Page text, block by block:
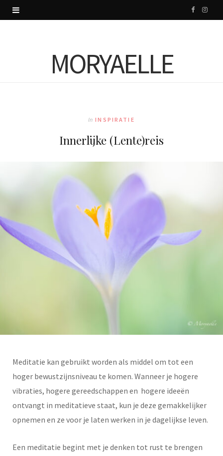
F I
MORYAELLE
In INSPIRATIE
Innerlijke (Lente)reis
Meditatie kan gebruikt worden als middel om tot een
hoger bewustzijnsniveau te komen. Wanneer je hogere
vibraties, hogere gereedschappen en hogere ideeën
ontvangt in meditatieve staat, kun je deze gemakkelijker
opnemen en ze voor je laten werken in je dagelijkse leven.
Een meditatie begint met je denken tot rust te brengen